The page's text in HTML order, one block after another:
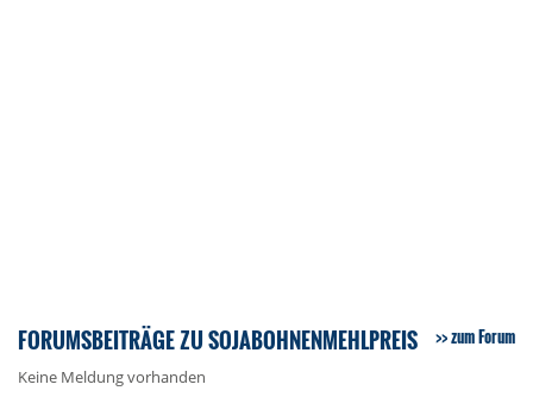
FORUMSBEITRÄGE ZU SOJABOHNENMEHLPREIS zum Forum
Keine Meldung vorhanden